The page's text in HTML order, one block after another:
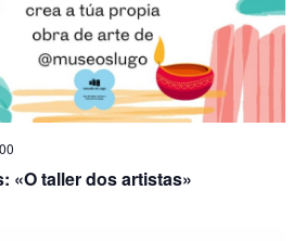
«O taller dos artistas»